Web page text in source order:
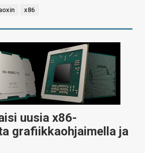
x86
uusia x86-
grafiikkaohjaimella ja